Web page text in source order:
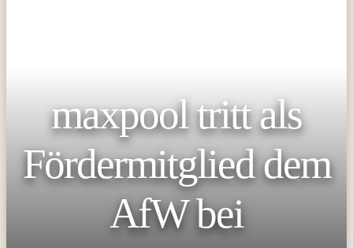
maxpool tritt als
Fördermitglied dem
AfW bei